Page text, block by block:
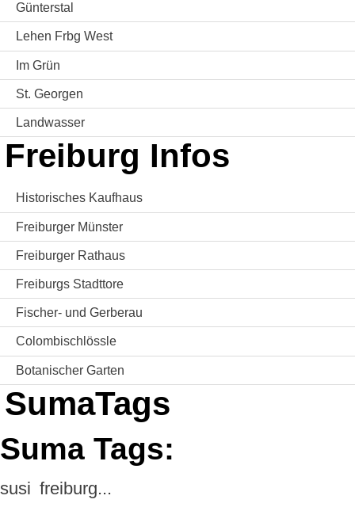
Günterstal
Lehen Frbg West
Im Grün
St. Georgen
Landwasser
Freiburg Infos
Historisches Kaufhaus
Freiburger Münster
Freiburger Rathaus
Freiburgs Stadttore
Fischer- und Gerberau
Colombischlössle
Botanischer Garten
SumaTags
Suma Tags:
susi freiburg...